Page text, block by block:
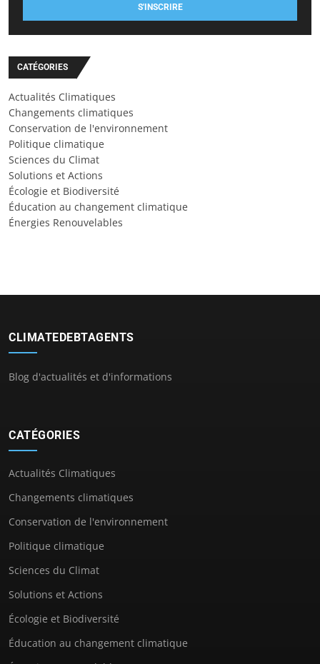
S'INSCRIRE
CATÉGORIES
Actualités Climatiques
Changements climatiques
Conservation de l'environnement
Politique climatique
Sciences du Climat
Solutions et Actions
Écologie et Biodiversité
Éducation au changement climatique
Énergies Renouvelables
CLIMATEDEBTAGENTS
Blog d'actualités et d'informations
CATÉGORIES
Actualités Climatiques
Changements climatiques
Conservation de l'environnement
Politique climatique
Sciences du Climat
Solutions et Actions
Écologie et Biodiversité
Éducation au changement climatique